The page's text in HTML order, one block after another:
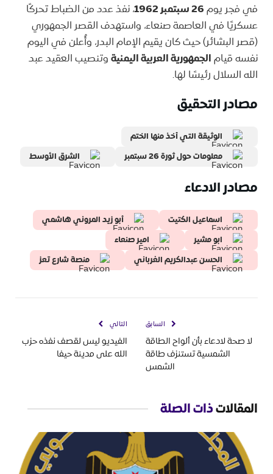
في فجر يوم26 سبتمبر 1962
، نفذ عدد من الضباط تحركًا
عسكريًا في العاصمة صنعاء، واستهدف القصر الجمهوري
(قصر البشائر) حيث كان يقيم الإمام البدر، وأُعلن في اليوم
نفسه قيامالجمهورية العربية اليمنيةوتنصيب العقيد عبد
الله السلال رئيسًا لها.
مصادر التحقيق
الوثيقة التي أخذ منها الختم
معلومات حول ثورة 26 سبتمبر
الشرق الأوسط
مصادر الادعاء
اسماعيل الكتيت
أبو زيد المروني هاشمي
ابو مشير
امير صنعاء
الحسن عبدالكريم الغرباني
منصة شارع تعز
السابق
لا صحة لادعاء بأن ألواح الطاقة
الشمسية تستنزف طاقة
الشمس
التالي
الفيديو ليس لقصف نفذه حزب
الله على مدينة حيفا
المقالاتذات الصلة